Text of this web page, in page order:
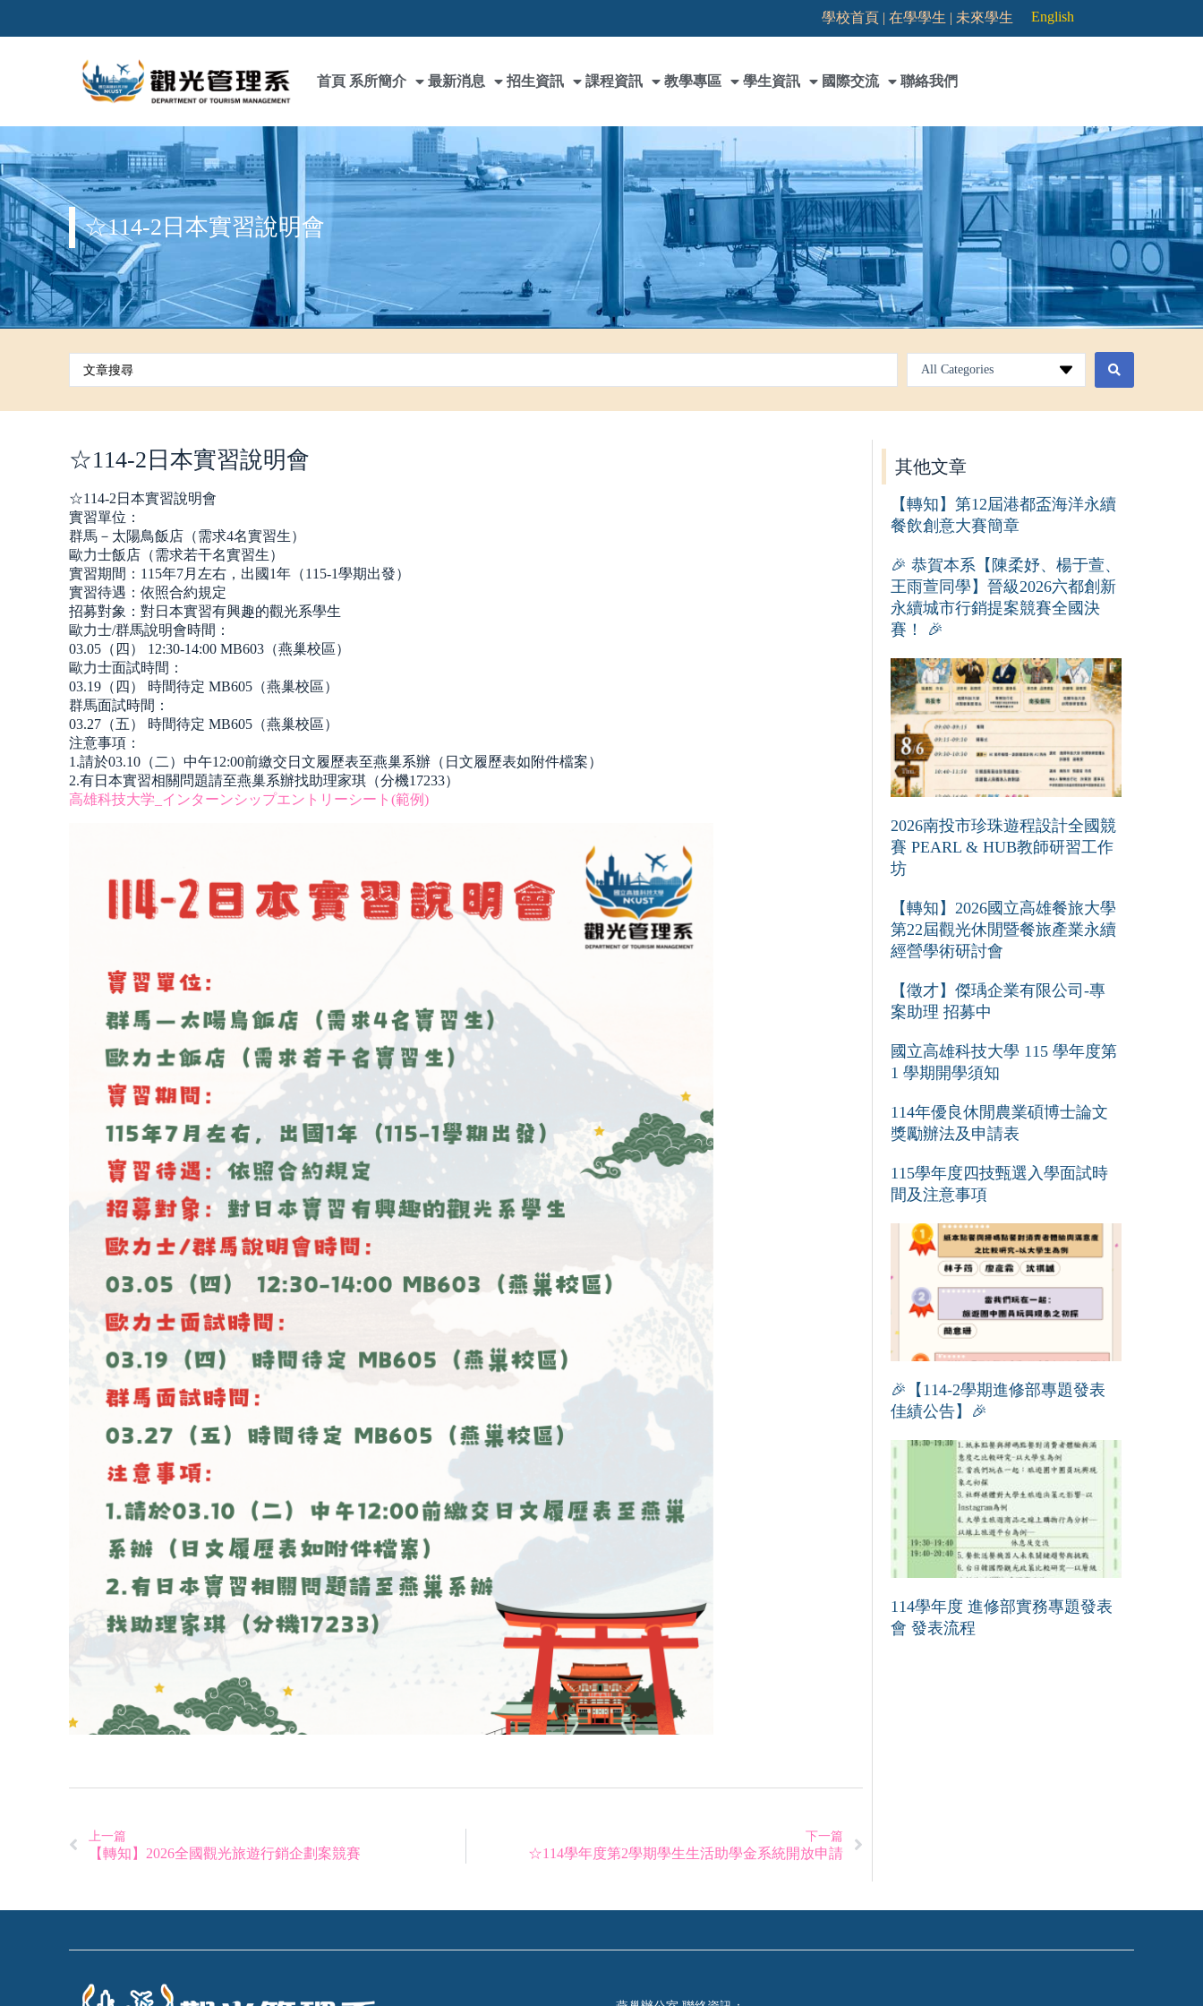
學校首頁 |在學學生 | 未來學生 English
首頁 系所簡介 最新消息 招生資訊 課程資訊 教學專區 學生資訊 國際交流 聯絡我們
☆114-2日本實習說明會
All Categories
☆114-2日本實習說明會
☆114-2日本實習說明會
實習單位：
群馬－太陽鳥飯店（需求4名實習生）
歐力士飯店（需求若干名實習生）
實習期間：115年7月左右，出國1年（115-1學期出發）
實習待遇：依照合約規定
招募對象：對日本實習有興趣的觀光系學生
歐力士/群馬說明會時間：
03.05（四） 12:30-14:00 MB603（燕巢校區）
歐力士面試時間：
03.19（四） 時間待定 MB605（燕巢校區）
群馬面試時間：
03.27（五） 時間待定 MB605（燕巢校區）
注意事項：
1.請於03.10（二）中午12:00前繳交日文履歷表至燕巢系辦（日文履歷表如附件檔案）
2.有日本實習相關問題請至燕巢系辦找助理家琪（分機17233）
高雄科技大学_インターンシップエントリーシート(範例)
上一篇
【轉知】2026全國觀光旅遊行銷企劃案競賽
下一篇
☆114學年度第2學期學生生活助學金系統開放申請
其他文章
【轉知】第12屆港都盃海洋永續
餐飲創意大賽簡章
🎉 恭賀本系【陳柔妤、楊于萱、
王雨萱同學】晉級2026六都創新
永續城市行銷提案競賽全國決
賽！ 🎉
2026南投市珍珠遊程設計全國競
賽 PEARL & HUB教師研習工作
坊
【轉知】2026國立高雄餐旅大學
第22屆觀光休閒暨餐旅產業永續
經營學術研討會
【徵才】傑瑀企業有限公司-專
案助理 招募中
國立高雄科技大學 115 學年度第
1 學期開學須知
114年優良休閒農業碩博士論文
獎勵辦法及申請表
115學年度四技甄選入學面試時
間及注意事項
🎉【114-2學期進修部專題發表
佳績公告】🎉
114學年度 進修部實務專題發表
會 發表流程